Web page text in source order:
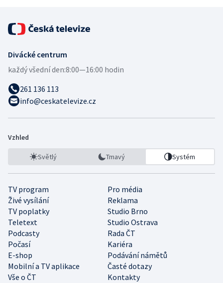
Divácké centrum
každý všední den:8:00—16:00 hodin
261 136 113
info@ceskatelevize.cz
Vzhled
Světlý Tmavý Systém
TV program
Pro média
Živé vysílání
Reklama
TV poplatky
Studio Brno
Teletext
Studio Ostrava
Podcasty
Rada ČT
Počasí
Kariéra
E-shop
Podávání námětů
Mobilní a TV aplikace
Časté dotazy
Vše o ČT
Kontakty